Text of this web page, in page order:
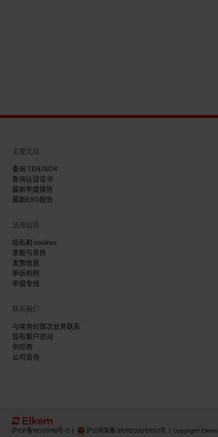
主要文档
查询 TDS/SDS
查询认证证书
最新年度报告
最新ESG报告
法规信息
隐私和 cookies
条款与条件
发票信息
申诉机制
举报专线
联系我们
与埃肯的首次业务联系
现有客户咨询
供应商
公司咨询
沪ICP备18008716号-2 沪公网安备 31011202013852号 Copyright